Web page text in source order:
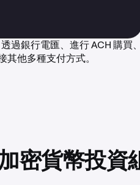
過銀行電匯、進行 ACH 購買、
他多種支付方式。
密貨幣投資